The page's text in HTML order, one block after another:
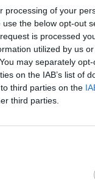
processing of your
the below opt-out
is processed
utilized by us
may separately
on the IAB’s list of
third parties on the
third parties.
pociąg
godzin pracowali